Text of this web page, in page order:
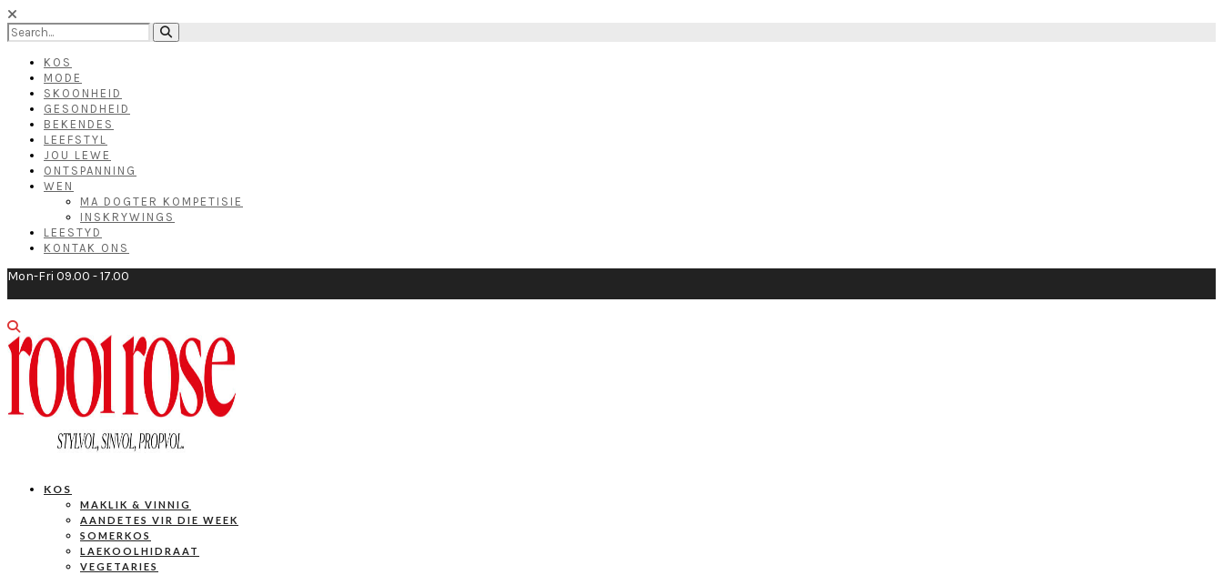
KOS
MODE
SKOONHEID
GESONDHEID
BEKENDES
LEEFSTYL
JOU LEWE
ONTSPANNING
WEN
MA DOGTER KOMPETISIE
INSKRYWINGS
LEESTYD
KONTAK ONS
Mon-Fri 09.00 - 17.00
KOS
MAKLIK & VINNIG
AANDETES VIR DIE WEEK
SOMERKOS
LAEKOOLHIDRAAT
VEGETARIES